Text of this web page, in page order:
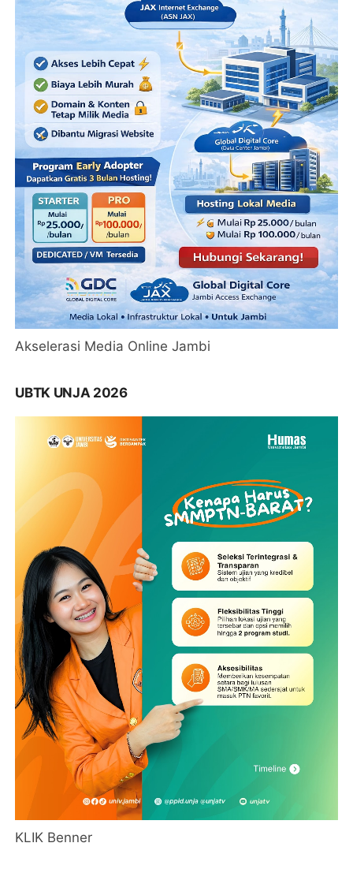
Akselerasi Media Online Jambi
UBTK UNJA 2026
KLIK Benner